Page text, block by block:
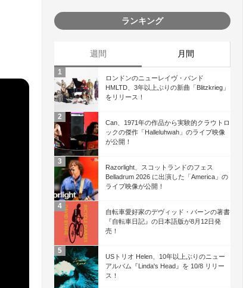
ランキング
週間 月間
ロンドンのニューレイヴ・バンド
HMLTD、3年以上ぶりの新曲「Blitzkrieg」
をリリース！
Can、1971年の作品から実験的クラウトロ
ックの傑作「Halleluhwah」のライブ映像
が公開！
Razorlight、スコットランドのフェス
Belladrum 2026 に出演した「America」の
ライブ映像が公開！
自転車愛好家のデヴィッド・バーンの著書
『自転車日記』の日本語版が8月12日発
売！
USトリオ Helen、10年以上ぶりのニュー
アルバム『Linda's Head』を 10/8 リリー
ス！